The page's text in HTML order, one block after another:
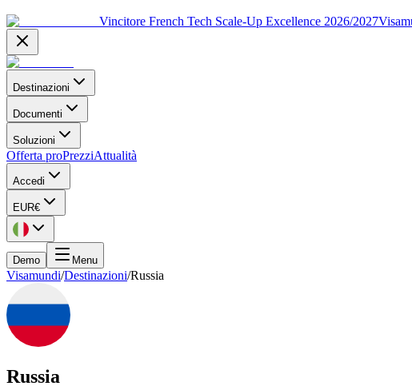
Vincitore French Tech Scale-Up Excellence 2026/2027
Destinazioni
Documenti
Soluzioni
Offerta proPrezziAttualità
Accedi
EUR€
Demo Menu
Visamundi/Destinazioni/Russia
Russia